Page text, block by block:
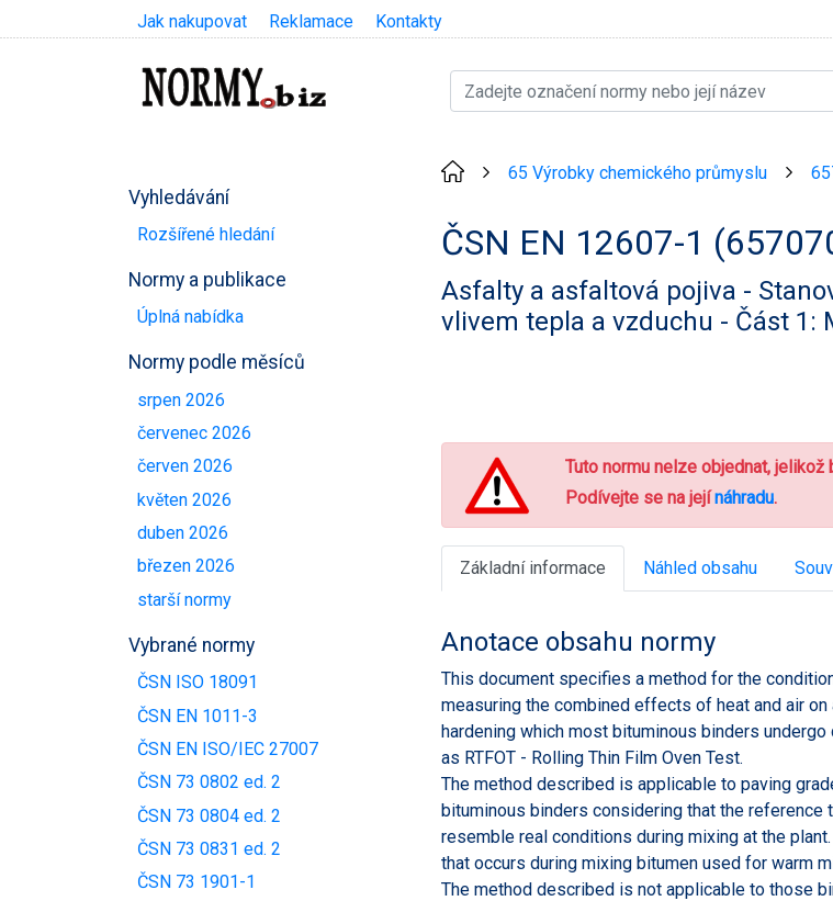
Jak nakupovat Reklamace Kontakty
Vyhledávání
Rozšířené hledání
Normy a publikace
Úplná nabídka
Normy podle měsíců
srpen 2026
červenec 2026
červen 2026
květen 2026
duben 2026
březen 2026
starší normy
Vybrané normy
ČSN ISO 18091
ČSN EN 1011-3
ČSN EN ISO/IEC 27007
ČSN 73 0802 ed. 2
ČSN 73 0804 ed. 2
ČSN 73 0831 ed. 2
ČSN 73 1901-1
65 Výrobky chemického průmyslu
ČSN EN 12607-1
Asfalty a asfaltová pojiva -
vlivem tepla a vzduchu - Část 1:
Tuto normu nelze objednat, jelikož
Podívejte se na jejínáhradu.
Základní informace Náhled obsahu
Anotace obsahu normy
This document specifies a method for the
measuring the combined effects of heat and air
hardening which most bituminous binders
as RTFOT - Rolling Thin Film Oven Test.
The method described is applicable to paving
bituminous binders considering that the
resemble real conditions during mixing at the
that occurs during mixing bitumen used for warm
The method described is not applicable to those